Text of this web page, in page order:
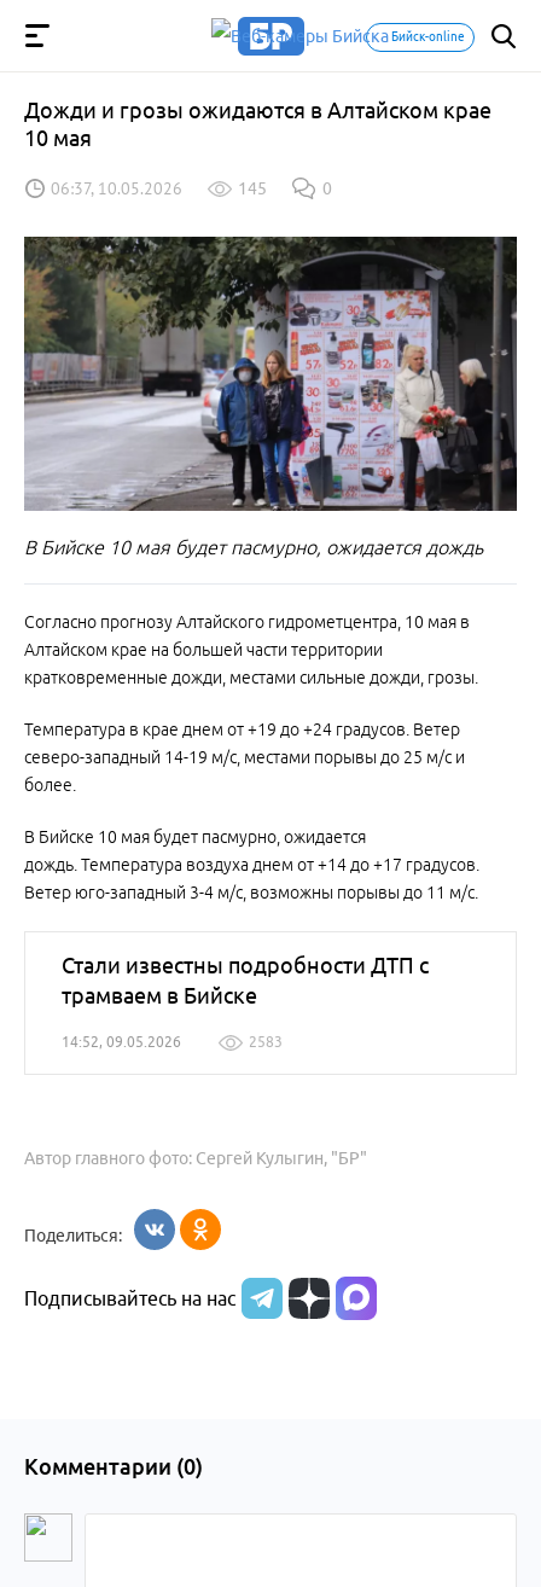
Бийск-online
Дожди и грозы ожидаются в Алтайском крае
10 мая
06:37, 10.05.2026 145 0
В Бийске 10 мая будет пасмурно, ожидается дождь
Согласно прогнозу Алтайского гидрометцентра, 10 мая в
Алтайском крае на большей части территории
кратковременные дожди, местами сильные дожди, грозы.
Температура в крае днем от +19 до +24 градусов. Ветер
северо-западный 14-19 м/с, местами порывы до 25 м/с и
более.
В Бийске 10 мая будет пасмурно, ожидается
дождь. Температура воздуха днем от +14 до +17 градусов.
Ветер юго-западный 3-4 м/с, возможны порывы до 11 м/с.
Стали известны подробности ДТП с
трамваем в Бийске
14:52, 09.05.2026 2583
Автор главного фото: Сергей Кулыгин, "БР"
Поделиться:
Подписывайтесь на нас
Комментарии (0)